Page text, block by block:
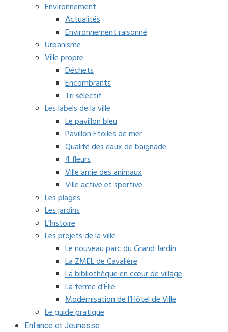
Environnement
Actualités
Environnement raisonné
Urbanisme
Ville propre
Déchets
Encombrants
Tri sélectif
Les labels de la ville
Le pavillon bleu
Pavillon Etoiles de mer
Qualité des eaux de baignade
4 fleurs
Ville amie des animaux
Ville active et sportive
Les plages
Les jardins
L’histoire
Les projets de la ville
Le nouveau parc du Grand Jardin
La ZMEL de Cavalière
La bibliothèque en cœur de village
La ferme d’Élie
Modernisation de l’Hôtel de Ville
Le guide pratique
Enfance et Jeunesse